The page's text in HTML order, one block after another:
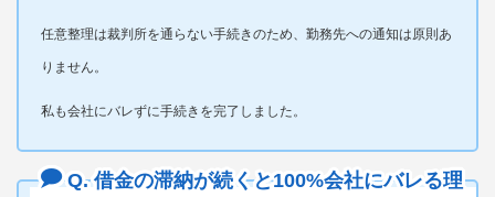
任意整理は裁判所を通らない手続きのため、勤務先への通知は原則あ
りません。
私も会社にバレずに手続きを完了しました。
Q. 借金の滞納が続くと100%会社にバレる理